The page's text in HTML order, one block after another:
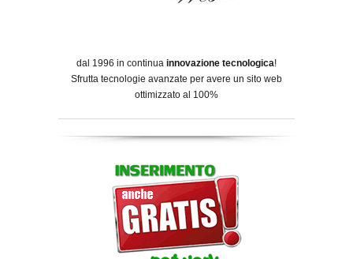
dal 1996 in continua innovazione tecnologica!
Sfrutta tecnologie avanzate per avere un sito web
ottimizzato al 100%